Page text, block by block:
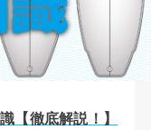
【徹底解説！】